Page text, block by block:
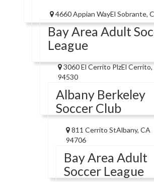
4660 Appian WayEl Sobrante,
Bay Area Adult
League
3060 El Cerrito PlzEl Cerrito,
94530
Albany Berkeley
Soccer Club
811 Cerrito StAlbany, CA
94706
Bay Area Adult
Soccer League